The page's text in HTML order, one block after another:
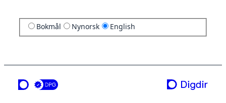
Bokmål Nynorsk English